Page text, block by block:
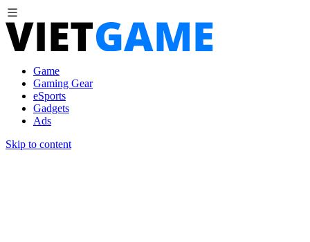
Game
Gaming Gear
eSports
Gadgets
Ads
Skip to content